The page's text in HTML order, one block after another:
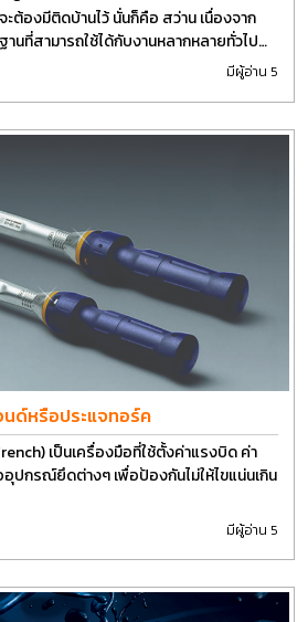
ต้องมีติดบ้านไว้ นั่นก็คือ สว่าน เนื่องจาก
นที่สามารถใช้ได้กับงานหลากหลายทั่วไป
ย ใครๆก็สามารถใช้ได้
มีผู้อ่าน 5
ด์หรือประแจทอร์ค
เป็นเครื่องมือที่ใช้ตั้งค่าแรงบิด ค่า
ปกรณ์ยึดต่างๆ เพื่อป้องกันไม่ให้ไขแน่นเกิน
มีผู้อ่าน 5